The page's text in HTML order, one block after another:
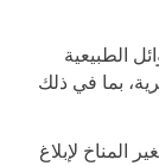
الطبيعية
بما في ذلك
المناخ لإبلاغ